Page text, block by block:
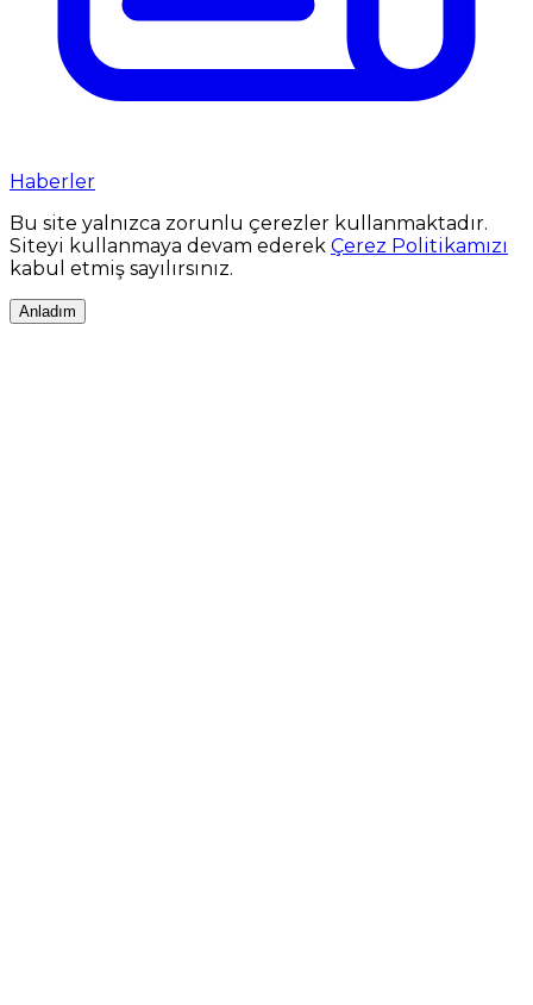
Haberler
Bu site yalnızca zorunlu çerezler kullanmaktadır.
Siteyi kullanmaya devam ederek Çerez Politikamızı
kabul etmiş sayılırsınız.
Anladım